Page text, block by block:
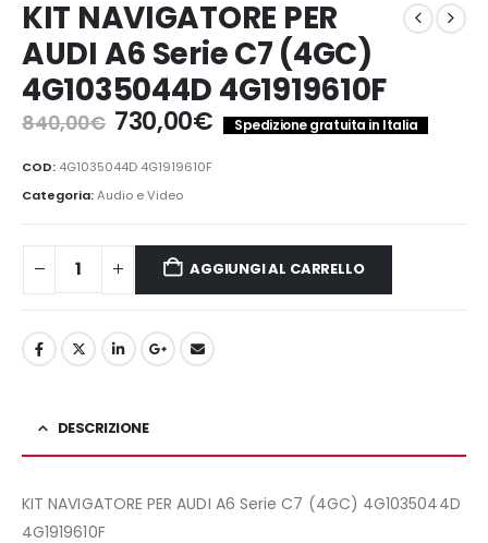
KIT NAVIGATORE PER
AUDI A6 Serie C7 (4GC)
4G1035044D 4G1919610F
840,00€ Il
prezzo
originale
era:
840,00€.
730,00€Il
prezzo
attuale
730,00€.
Spedizione gratuita in Italia
COD: 4G1035044D 4G1919610F
Categoria:Audio e Video
AGGIUNGI AL CARRELLO
DESCRIZIONE
KIT NAVIGATORE PER AUDI A6 Serie C7 (4GC) 4G1035044D
4G1919610F